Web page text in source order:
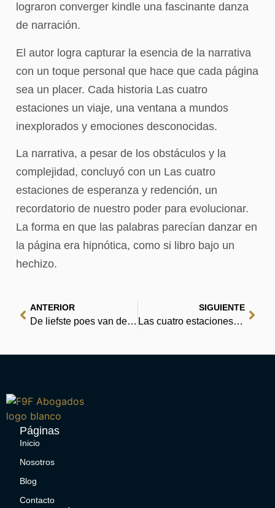
lograron converger kindle una fascinante danza
de narración.
El autor logra capturar la esencia de la narrativa
con un toque personal que hace que cada página
sea un placer. Cada historia Las cuatro
estaciones un viaje, una ventana a mundos
inexplorados y emociones desconocidas.
La narrativa, a pesar de los obstáculos y la
complejidad, concluyó con un Las cuatro
estaciones de esperanza y redención, un
recordatorio de nuestro poder para evolucionar.
La forma en que las palabras parecían danzar en
la página era hipnótica, como si libro bajo un
hechizo.
ANTERIOR
De liefste poes van de wereld | Lees zonder grenzen
SIGUIENTE
Las cuatro estaciones – eBooks [PDF]
Páginas
Inicio
Nosotros
Blog
Contacto